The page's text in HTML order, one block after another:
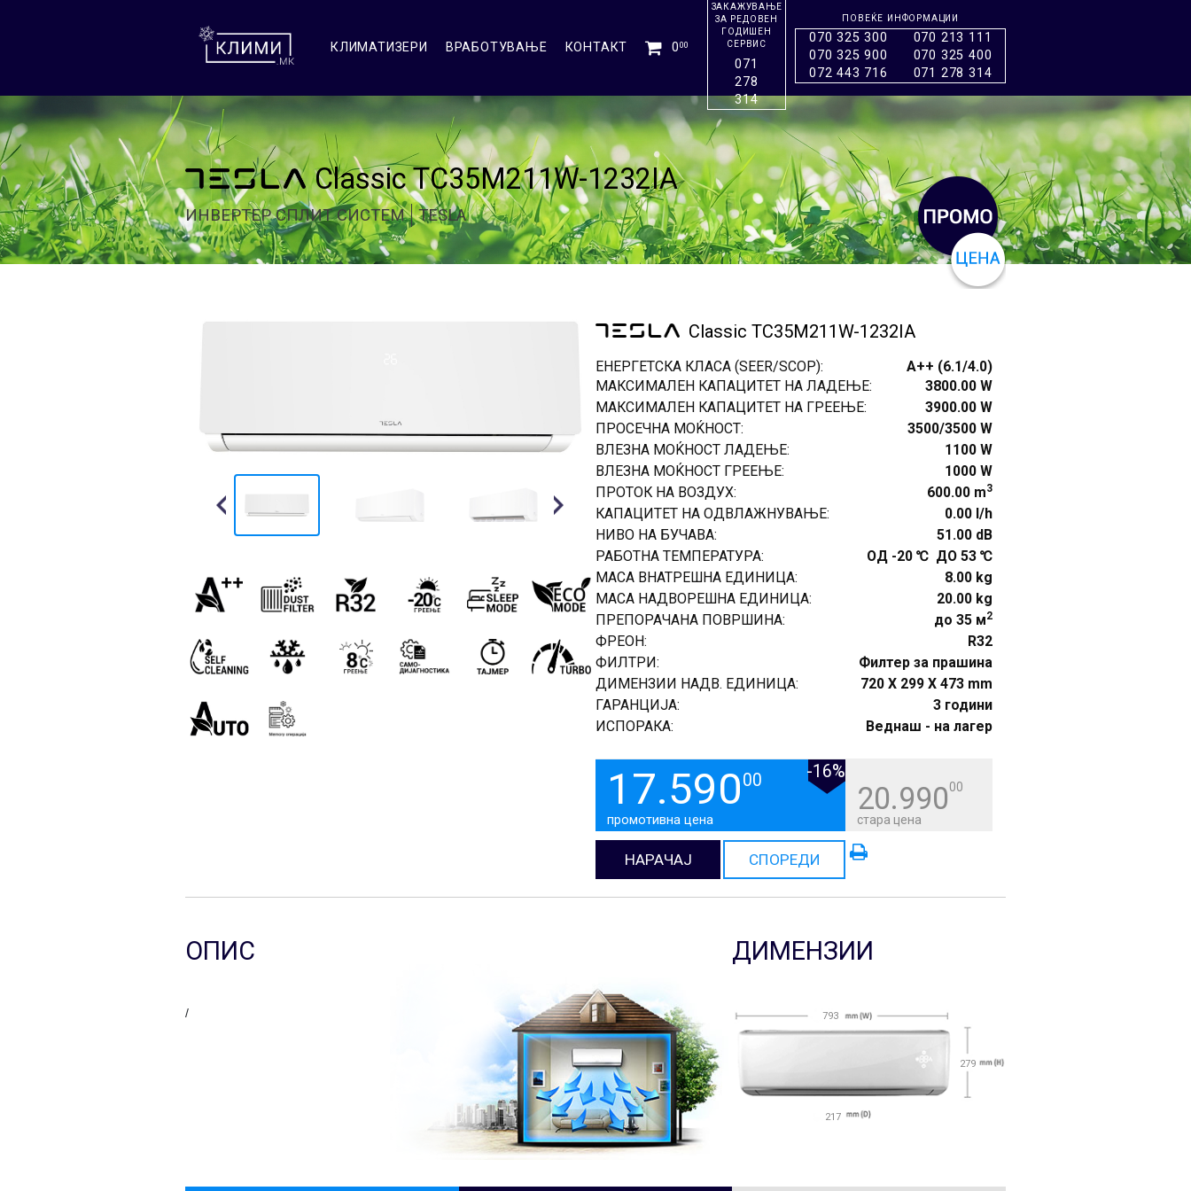
КЛИМАТИЗЕРИ ВРАБОТУВАЊЕ КОНТАКТ 000
ЗАКАЖУВАЊЕ
ЗА РЕДОВЕН
ГОДИШЕН
СЕРВИС
071
278
314
ПОВЕЌЕ ИНФОРМАЦИИ
070 325 300
070 213 111
070 325 900
070 325 400
072 443 716
071 278 314
Classic TC35M211W-1232IA
ИНВЕРТЕР СПЛИТ СИСТЕМ TESLA
Previous Next
Classic TC35M211W-1232IA
ЕНЕРГЕТСКА КЛАСА (SEER/SCOP):
A++ (6.1/4.0)
МАКСИМАЛЕН КАПАЦИТЕТ НА ЛАДЕЊЕ:
3800.00 W
МАКСИМАЛЕН КАПАЦИТЕТ НА ГРЕЕЊЕ:
3900.00 W
ПРОСЕЧНА МОЌНОСТ:
3500/3500 W
ВЛЕЗНА МОЌНОСТ ЛАДЕЊЕ:
1100 W
ВЛЕЗНА МОЌНОСТ ГРЕЕЊЕ:
1000 W
ПРОТОК НА ВОЗДУХ:
600.00 m3
КАПАЦИТЕТ НА ОДВЛАЖНУВАЊЕ:
0.00 l/h
НИВО НА БУЧАВА:
51.00 dB
РАБОТНА ТЕМПЕРАТУРА:
ОД -20 ℃ ДО 53 ℃
МАСА ВНАТРЕШНА ЕДИНИЦА:
8.00 kg
МАСА НАДВОРЕШНА ЕДИНИЦА:
20.00 kg
ПРЕПОРАЧАНА ПОВРШИНА:
до 35 м2
ФРЕОН:
R32
ФИЛТРИ:
Филтер за прашина
ДИМЕНЗИИ НАДВ. ЕДИНИЦА:
720 X 299 X 473 mm
ГАРАНЦИЈА:
3 години
ИСПОРАКА:
Веднаш - на лагер
17.59000 -16%
промотивна цена
20.99000
стара цена
НАРАЧАЈ СПОРЕДИ
ОПИС
/
ДИМЕНЗИИ
793
279
217